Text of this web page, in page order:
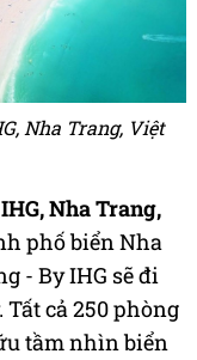
Nha Trang, Việt
Nha Trang,
phố biển Nha
- By IHG sẽ đi
cả 250 phòng
tầm nhìn biển